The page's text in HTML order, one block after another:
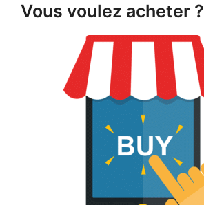
Vous voulez acheter ?